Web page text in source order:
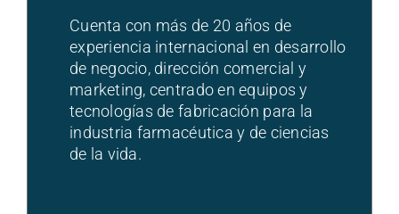
Cuenta con más de 20 años de
experiencia internacional en desarrollo
de negocio, dirección comercial y
marketing, centrado en equipos y
tecnologías de fabricación para la
industria farmacéutica y de ciencias
de la vida.